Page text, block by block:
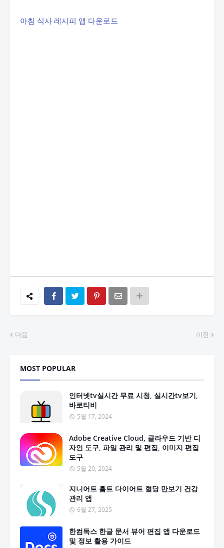
아침 식사 레시피 앱 다운로드
다음 이전
MOST POPULAR
인터넷tv실시간 무료 시청, 실시간tv보기,
바로티비
5월 17, 2024
Adobe Creative Cloud, 클라우드 기반 디
자인 도구, 파일 관리 및 편집, 이미지 편집
도구
5월 20, 2024
지니어트 홈트 다이어트 혈당 만보기 건강
관리 앱
6월 27, 2025
한컴독스 한글 문서 뷰어 편집 앱 다운로드
및 정보 활용 가이드